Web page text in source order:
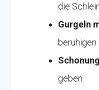
die
Gurgeln
beruhigen
geben.